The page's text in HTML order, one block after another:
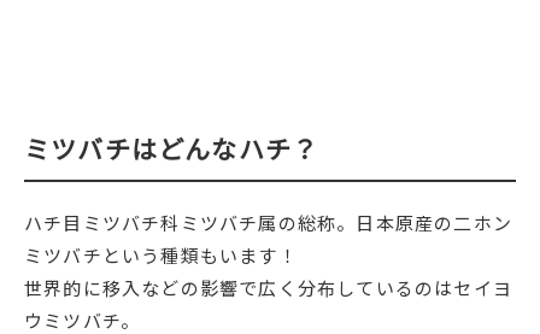
ミツバチはどんなハチ？
ハチ目ミツバチ科ミツバチ属の総称。日本原産の二ホン
ミツバチという種類もいます！
世界的に移入などの影響で広く分布しているのはセイヨ
ウミツバチ。